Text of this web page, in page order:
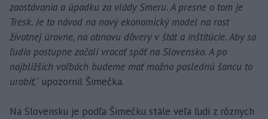
zaostávania a úpadku za vlády Smeru. A presne o tom je
Tresk. Je to návod na nový ekonomický model na rast
životnej úrovne, na obnovu dôvery v štát a inštitúcie. Aby sa
ľudia postupne začali vracať späť na Slovensko. A po
najbližších voľbách budeme mať možno poslednú šancu to
urobiť,” upozornil Šimečka.
Na Slovensku je podľa Šimečku stále veľa ľudí z rôznych